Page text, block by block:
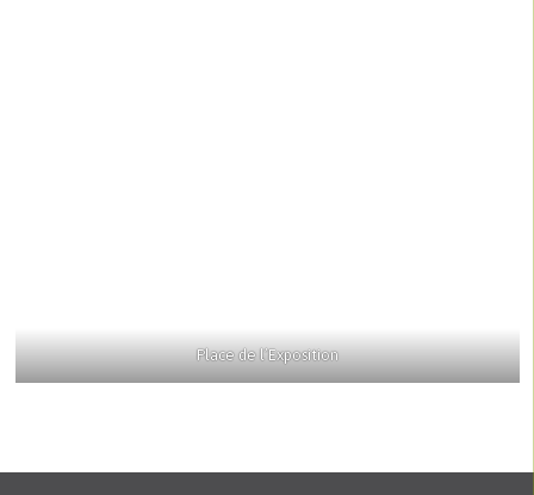
Place de l’Exposition